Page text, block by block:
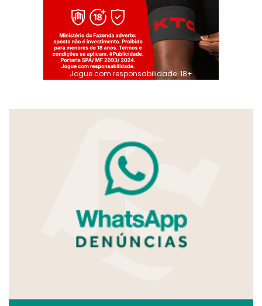
Jogue com responsabilidade. 18+